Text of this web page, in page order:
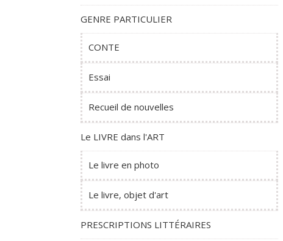
GENRE PARTICULIER
CONTE
Essai
Recueil de nouvelles
Le LIVRE dans l'ART
Le livre en photo
Le livre, objet d'art
PRESCRIPTIONS LITTÉRAIRES